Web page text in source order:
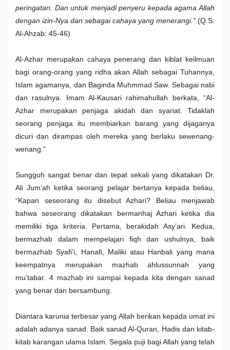
peringatan. Dan untuk menjadi penyeru kepada agama Allah
dengan izin-Nya dan sebagai cahaya yang menerangi.” (Q.S.
Al-Ahzab: 45-46)
Al-Azhar merupakan cahaya penerang dan kiblat keilmuan
bagi orang-orang yang ridha akan Allah sebagai Tuhannya,
Islam agamanya, dan Baginda Muhmmad Saw. Sebagai nabi
dan rasulnya. Imam Al-Kausari rahimahullah berkata, “Al-
Azhar merupakan penjaga akidah dan syariat. Tidaklah
seorang penjaga itu membiarkan barang yang dijaganya
dicuri dan dirampas oleh mereka yang berlaku sewenang-
wenang.”
Sungguh sangat benar dan tepat sekali yang dikatakan Dr.
Ali Jum’ah ketika seorang pelajar bertanya kepada beliau,
“Kapan seseorang itu disebut Azhari? Beliau menjawab
bahwa seseorang dikatakan bermanhaj Azhari ketika dia
memiliki tiga kriteria. Pertama, berakidah Asy’ari. Kedua,
bermazhab dalam mempelajari fiqh dan ushulnya, baik
bermazhab Syafi’i, Hanafi, Maliki atau Hanbali yang mana
keempatnya merupakan mazhab ahlussunnah yang
mu’tabar. 4 mazhab ini sampai kepada kita dengan sanad
yang benar dan bersambung.
Diantara karunia terbesar yang Allah berikan kepada umat ini
adalah adanya sanad. Baik sanad Al-Quran, Hadis dan kitab-
kitab karangan ulama Islam. Segala puji bagi Allah yang telah